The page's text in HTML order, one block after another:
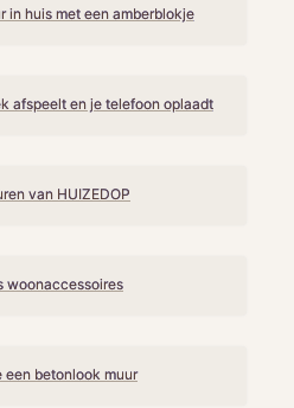
in huis met een amberblokje
afspeelt en je telefoon oplaadt
van HUIZEDOP
woonaccessoires
een betonlook muur